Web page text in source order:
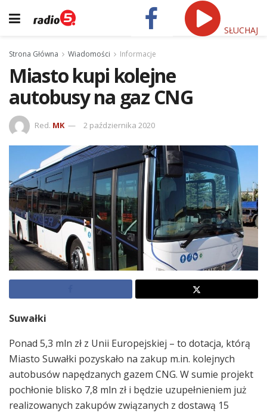
SŁUCHAJ
Strona Główna Wiadomości Informacje
Miasto kupi kolejne
autobusy na gaz CNG
Red. MK 2 października 2020
Suwałki
Ponad 5,3 mln zł z Unii Europejskiej – to dotacja, którą
Miasto Suwałki pozyskało na zakup m.in. kolejnych
autobusów napędzanych gazem CNG. W sumie projekt
pochłonie blisko 7,8 mln zł i będzie uzupełnieniem już
realizowanych zakupów związanych z dostawą 15